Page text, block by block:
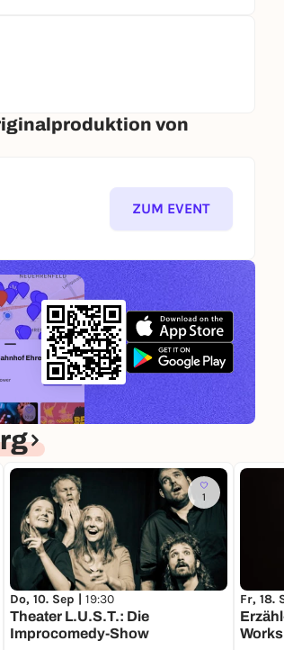
von
ZUM EVENT
1
Do, 10. Sep | 19:30
Theater L.U.S.T.: Die
Improcomedy-Show
Fr, 18.